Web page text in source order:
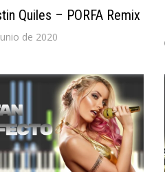
Quiles – PORFA Remix
de 2020